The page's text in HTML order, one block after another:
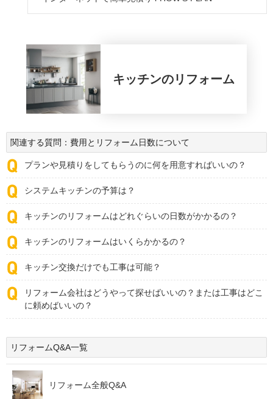
キッチンのリフォーム
関連する質問：費用とリフォーム日数について
プランや見積りをしてもらうのに何を用意すればいいの？
システムキッチンの予算は？
キッチンのリフォームはどれぐらいの日数がかかるの？
キッチンのリフォームはいくらかかるの？
キッチン交換だけでも工事は可能？
リフォーム会社はどうやって探せばいいの？または工事はどこ
に頼めばいいの？
リフォームQ&A一覧
リフォーム全般Q&A